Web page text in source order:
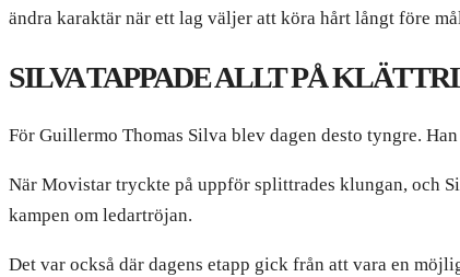
ändra karaktär när ett lag väljer att köra hårt långt före
SILVA TAPPADE ALLT PÅ
För Guillermo Thomas Silva blev dagen desto tyngre.
När Movistar tryckte på uppför splittrades klungan, och
kampen om ledartröjan.
Det var också där dagens etapp gick från att vara en